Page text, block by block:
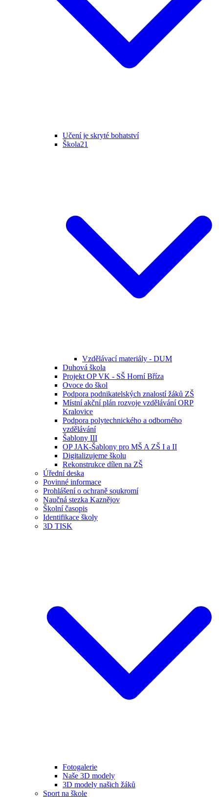
Učení je skryté bohatství
Škola21
Vzdělávací materiály - DUM
Duhová škola
Projekt OP VK - SŠ Horní Bříza
Ovoce do škol
Podpora podnikatelských znalostí žáků ZŠ
Místní akční plán rozvoje vzdělávání ORP
Kralovice
Podpora polytechnického a odborného
vzdělávání
Šablony III
OP JAK-Šablony pro MŠ A ZŠ I a II
Digitalizujeme školu
Rekonstrukce dílen na ZŠ
Úřední deska
Povinné informace
Prohlášení o ochraně soukromí
Naučná stezka Kaznějov
Školní časopis
Identifikace školy
3D TISK
Fotogalerie
Naše 3D modely
3D modely našich žáků
Sport na škole